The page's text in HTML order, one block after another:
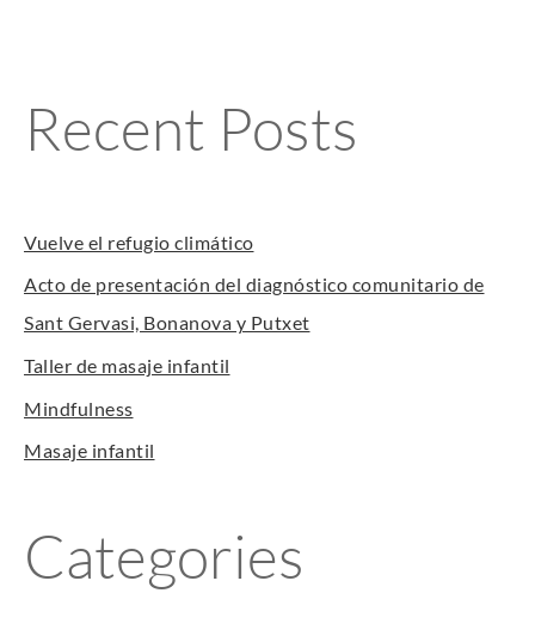
Recent Posts
Vuelve el refugio climático
Acto de presentación del diagnóstico comunitario de
Sant Gervasi, Bonanova y Putxet
Taller de masaje infantil
Mindfulness
Masaje infantil
Categories